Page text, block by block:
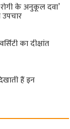
रोगी केे अनुकूल दवा’
का दीक्षांत
हैं इन